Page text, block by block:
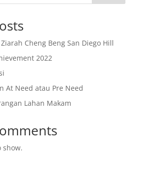
Cheng Beng San Diego Hill
2022
At Need atau Pre Need
Lahan Makam
show.